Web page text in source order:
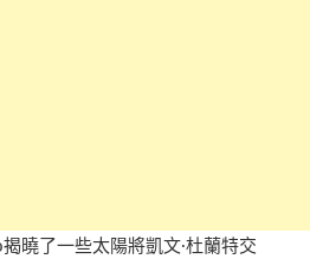
曉了一些太陽將凱文·杜蘭特交